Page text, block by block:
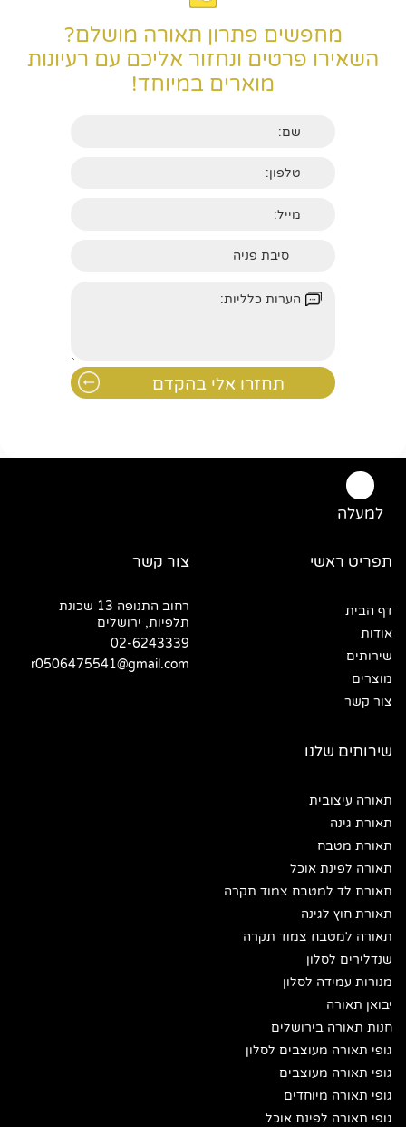
מחפשים פתרון תאורה מושלם?
השאירו פרטים ונחזור אליכם עם רעיונות
מוארים במיוחד!
למעלה
תפריט ראשי
דף הבית
אודות
שירותים
מוצרים
צור קשר
שירותים שלנו
תאורה עיצובית
תאורת גינה
תאורת מטבח
תאורה לפינת אוכל
תאורת לד למטבח צמוד תקרה
תאורת חוץ לגינה
תאורה למטבח צמוד תקרה
שנדלירים לסלון
מנורות עמידה לסלון
יבואן תאורה
חנות תאורה בירושלים
גופי תאורה מעוצבים לסלון
גופי תאורה מעוצבים
גופי תאורה מיוחדים
גופי תאורה לפינת אוכל
צור קשר
רחוב התנופה 13 שכונת
תלפיות, ירושלים
02-6243339
r0506475541@gmail.com